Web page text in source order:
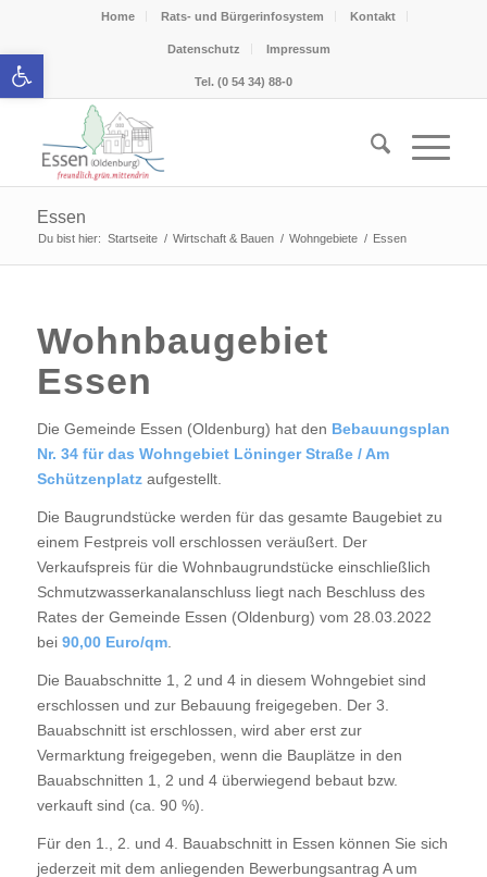
Werkzeugleiste öffnen
Home Rats- und Bürgerinfosystem Kontakt
Datenschutz Impressum
Tel. (0 54 34) 88-0
Essen
Du bist hier: Startseite / Wirtschaft & Bauen / Wohngebiete / Essen
Wohnbaugebiet
Essen
Die Gemeinde Essen (Oldenburg) hat den Bebauungsplan
Nr. 34 für das Wohngebiet Löninger Straße / Am
Schützenplatzaufgestellt.
Die Baugrundstücke werden für das gesamte Baugebiet zu
einem Festpreis voll erschlossen veräußert. Der
Verkaufspreis für die Wohnbaugrundstücke einschließlich
Schmutzwasserkanalanschluss liegt nach Beschluss des
Rates der Gemeinde Essen (Oldenburg) vom 28.03.2022
bei 90,00 Euro/qm.
Die Bauabschnitte 1, 2 und 4 in diesem Wohngebiet sind
erschlossen und zur Bebauung freigegeben. Der 3.
Bauabschnitt ist erschlossen, wird aber erst zur
Vermarktung freigegeben, wenn die Bauplätze in den
Bauabschnitten 1, 2 und 4 überwiegend bebaut bzw.
verkauft sind (ca. 90 %).
Für den 1., 2. und 4. Bauabschnitt in Essen können Sie sich
jederzeit mit dem anliegenden Bewerbungsantrag A um